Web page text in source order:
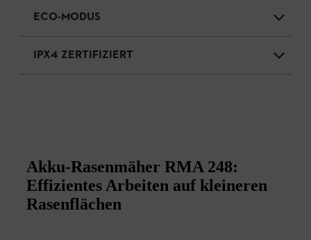
ECO-MODUS
IPX4 ZERTIFIZIERT
Akku-Rasenmäher RMA 248:
Effizientes Arbeiten auf kleineren
Rasenflächen